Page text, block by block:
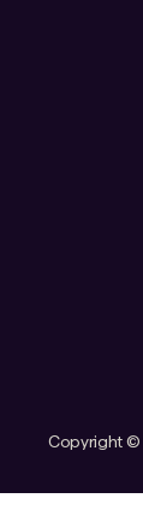
Copyright ©